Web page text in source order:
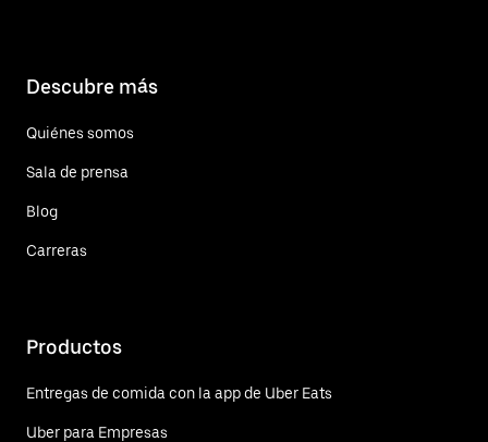
Descubre más
Quiénes somos
Sala de prensa
Blog
Carreras
Productos
Entregas de comida con la app de Uber Eats
Uber para Empresas